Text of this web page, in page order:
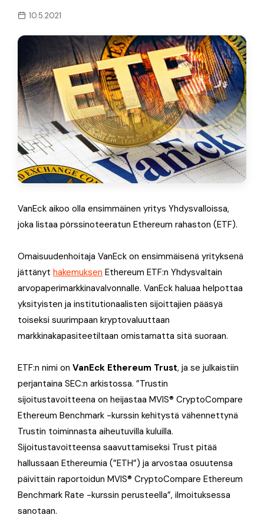
10.5.2021
VanEck aikoo olla ensimmäinen yritys Yhdysvalloissa,
joka listaa pörssinoteeratun Ethereum rahaston (ETF).
Omaisuudenhoitaja VanEck on ensimmäisenä yrityksenä
jättänyt hakemuksen Ethereum ETF:n Yhdysvaltain
arvopaperimarkkinavalvonnalle. VanEck haluaa helpottaa
yksityisten ja institutionaalisten sijoittajien pääsyä
toiseksi suurimpaan kryptovaluuttaan
markkinakapasiteetiltaan omistamatta sitä suoraan.
ETF:n nimi on VanEck Ethereum Trust, ja se julkaistiin
perjantaina SEC:n arkistossa. ”Trustin
sijoitustavoitteena on heijastaa MVIS® CryptoCompare
Ethereum Benchmark -kurssin kehitystä vähennettynä
Trustin toiminnasta aiheutuvilla kuluilla.
Sijoitustavoitteensa saavuttamiseksi Trust pitää
hallussaan Ethereumia (”ETH”) ja arvostaa osuutensa
päivittäin raportoidun MVIS® CryptoCompare Ethereum
Benchmark Rate -kurssin perusteella”, ilmoituksessa
sanotaan.